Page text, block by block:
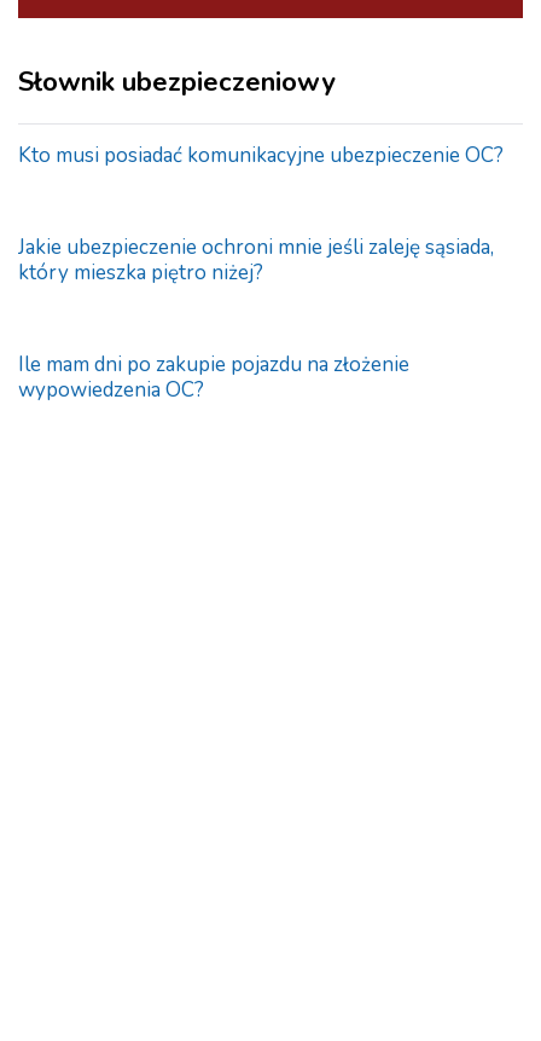
Słownik ubezpieczeniowy
Kto musi posiadać komunikacyjne ubezpieczenie OC?
Jakie ubezpieczenie ochroni mnie jeśli zaleję sąsiada,
który mieszka piętro niżej?
Ile mam dni po zakupie pojazdu na złożenie
wypowiedzenia OC?